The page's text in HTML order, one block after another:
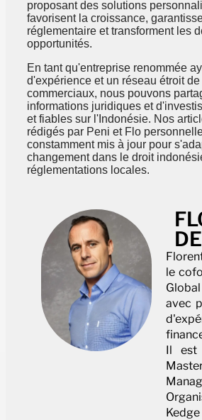
proposant des solutions
favorisent la croissance,
réglementaire et transforment les
opportunités.
En tant qu'entreprise renommée
d'expérience et un réseau étroit
commerciaux, nous pouvons
informations juridiques et
et fiables sur l'Indonésie. Nos
rédigés par Peni et Flo
constamment mis à jour pour
changement dans le droit
réglementations locales.
le
avec
Il est